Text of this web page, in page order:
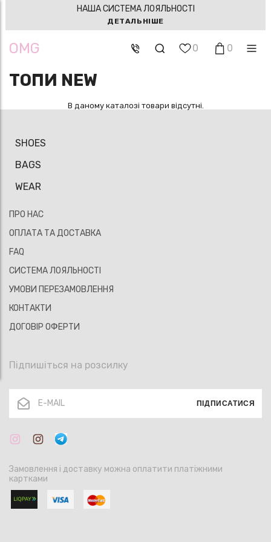
НАША СИСТЕМА ЛОЯЛЬНОСТІ
ДЕТАЛЬНІШЕ
OMG 0 0
ТОПИ NEW
В даному каталозі товари відсутні.
SHOES
BAGS
WEAR
ПРО НАС
ОПЛАТА ТА ДОСТАВКА
FAQ
СИСТЕМА ЛОЯЛЬНОСТІ
УМОВИ ПЕРЕЗАМОВЛЕННЯ
КОНТАКТИ
ДОГОВІР ОФЕРТИ
Підпишіться на розсилку
ПІДПИСАТИСЯ
Замовлення і доставку можна оплатити платіжними
картками